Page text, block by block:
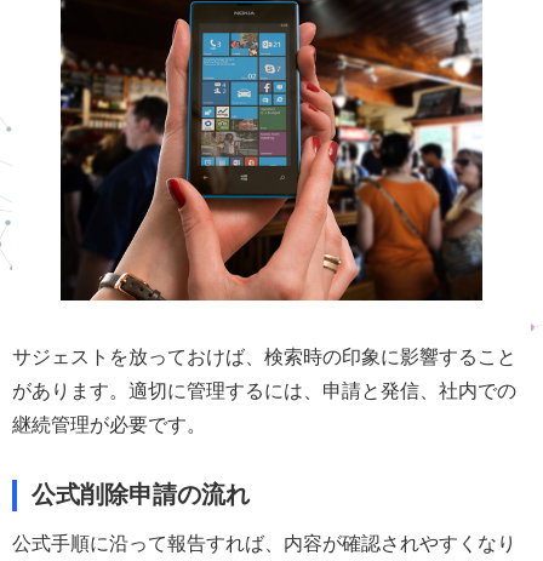
サジェストを放っておけば、検索時の印象に影響すること
があります。適切に管理するには、申請と発信、社内での
継続管理が必要です。
公式削除申請の流れ
公式手順に沿って報告すれば、内容が確認されやすくなり